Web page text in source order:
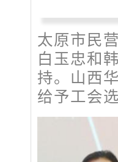
太原市民
白玉忠和
持。山西
给予工会